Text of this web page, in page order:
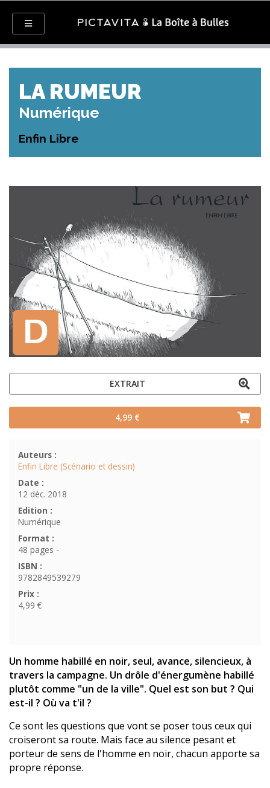
LA RUMEUR
Numérique
Enfin Libre
EXTRAIT
4,99 €
Auteurs :
Enfin Libre (Scénario et dessin)
Date :
12 déc. 2018
Edition :
Numérique
Format :
48 pages -
ISBN :
9782849539279
Prix :
4,99 €
Un homme habillé en noir, seul, avance, silencieux, à
travers la campagne. Un drôle d'énergumène habillé
plutôt comme "un de la ville". Quel est son but ? Qui
est-il ? Où va t'il ?
Ce sont les questions que vont se poser tous ceux qui
croiseront sa route. Mais face au silence pesant et
porteur de sens de l'homme en noir, chacun apporte sa
propre réponse.